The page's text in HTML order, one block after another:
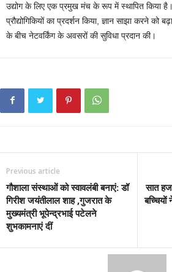
उद्योग के लिए एक प्रमुख मंच के रूप में स्थापित किया
प्रौद्योगिकियों का प्रदर्शन किया, ज्ञान साझा करने को
के बीच नेटवर्किंग के अवसरों की सुविधा प्रदान की।
Previous article
गौशाला संस्थाओं को स्वावलंबी बनाएं: डॉ
गिरीश जयंतीलाल शाह ,गुजरात के
मुख्यमंत्री भूपेन्द्रभाई पटेलने
शुभकामनाएं दीं
सात
बच्चियों